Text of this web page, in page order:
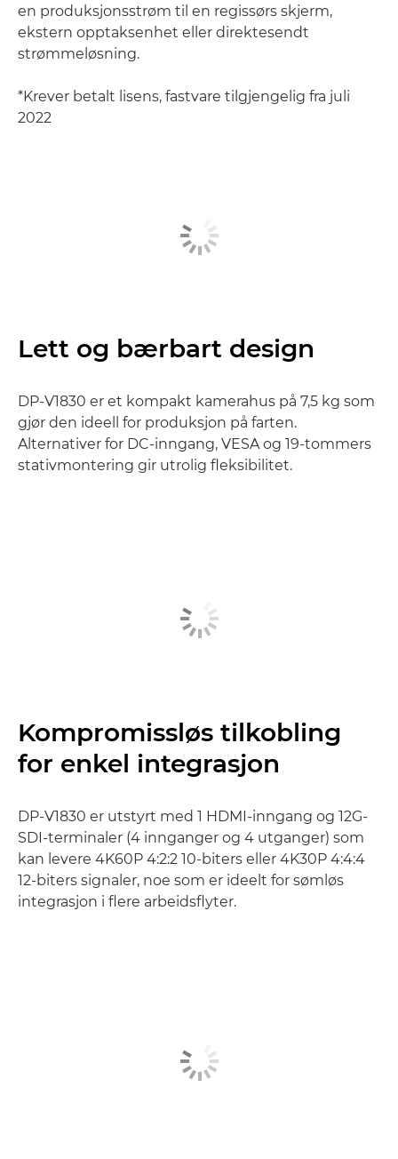
en produksjonsstrøm til en regissørs skjerm,
ekstern opptaksenhet eller direktesendt
strømmeløsning.
*Krever betalt lisens, fastvare tilgjengelig fra juli
2022
Lett og bærbart design
DP-V1830 er et kompakt kamerahus på 7,5 kg som
gjør den ideell for produksjon på farten.
Alternativer for DC-inngang, VESA og 19-tommers
stativmontering gir utrolig fleksibilitet.
Kompromissløs tilkobling
for enkel integrasjon
DP-V1830 er utstyrt med 1 HDMI-inngang og 12G-
SDI-terminaler (4 innganger og 4 utganger) som
kan levere 4K60P 4:2:2 10-biters eller 4K30P 4:4:4
12-biters signaler, noe som er ideelt for sømløs
integrasjon i flere arbeidsflyter.